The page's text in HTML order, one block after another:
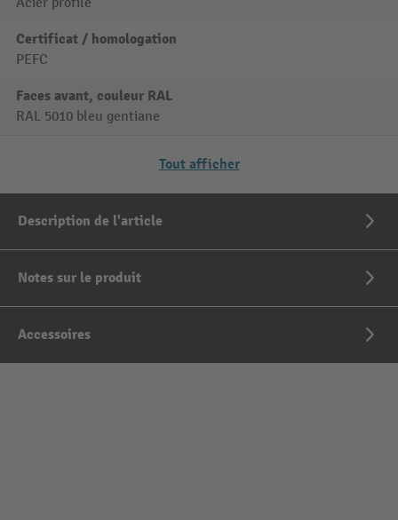
Certificat / homologation
PEFC
Faces avant, couleur RAL
RAL 5010 bleu gentiane
Tout afficher
Description de l'article
Notes sur le produit
Accessoires